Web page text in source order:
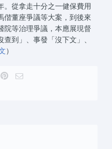
。從拿走十分之一健保費用
偕董座爭議等大案，到後來
院等治理爭議，本應展現督
到」、事發「沒下文」、
）